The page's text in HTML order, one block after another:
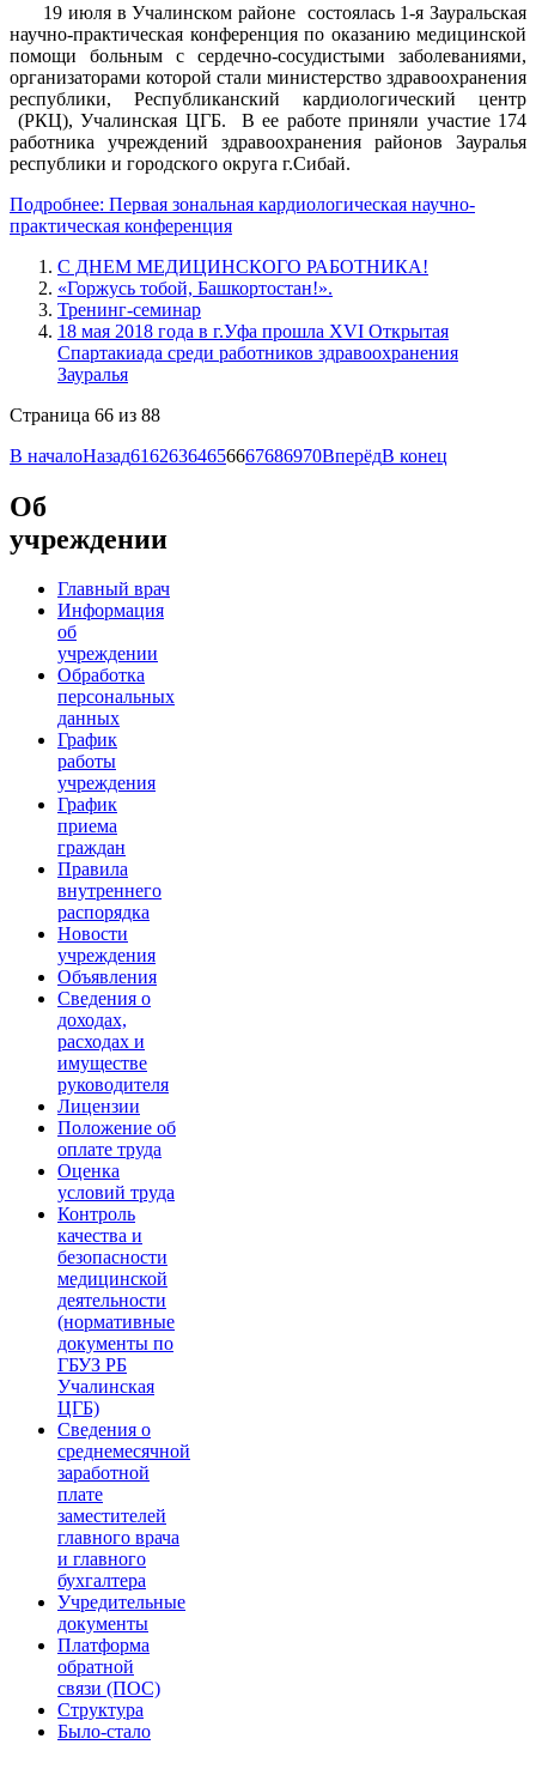
19 июля в Учалинском районе состоялась 1-я Зауральская
научно-практическая конференция по оказанию медицинской
помощи больным с сердечно-сосудистыми заболеваниями,
организаторами которой стали министерство здравоохранения
республики, Республиканский кардиологический центр
(РКЦ), Учалинская ЦГБ. В ее работе приняли участие 174
работника учреждений здравоохранения районов Зауралья
республики и городского округа г.Сибай.
Подробнее: Первая зональная кардиологическая научно-
практическая конференция
С ДНЕМ МЕДИЦИНСКОГО РАБОТНИКА!
«Горжусь тобой, Башкортостан!».
Тренинг-семинар
18 мая 2018 года в г.Уфа прошла XVI Открытая
Спартакиада среди работников здравоохранения
Зауралья
Страница 66 из 88
В началоНазад61626364656667686970ВперёдВ конец
Об
учреждении
Главный врач
Информация
об
учреждении
Обработка
персональных
данных
График
работы
учреждения
График
приема
граждан
Правила
внутреннего
распорядка
Новости
учреждения
Объявления
Сведения о
доходах,
расходах и
имуществе
руководителя
Лицензии
Положение об
оплате труда
Оценка
условий труда
Контроль
качества и
безопасности
медицинской
деятельности
(нормативные
документы по
ГБУЗ РБ
Учалинская
ЦГБ)
Сведения о
среднемесячной
заработной
плате
заместителей
главного врача
и главного
бухгалтера
Учредительные
документы
Платформа
обратной
связи (ПОС)
Структура
Было-стало